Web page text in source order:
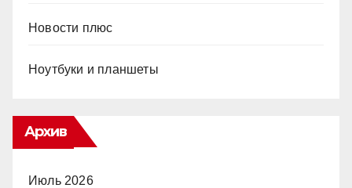
Новости плюс
Ноутбуки и планшеты
Архив
Июль 2026